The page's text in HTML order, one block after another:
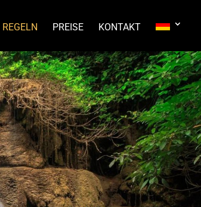
REGELN PREISE KONTAKT